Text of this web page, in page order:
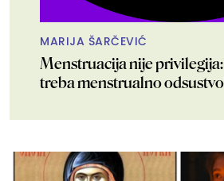
MARIJA ŠARČEVIĆ
Menstruacija nije
treba menstrualno